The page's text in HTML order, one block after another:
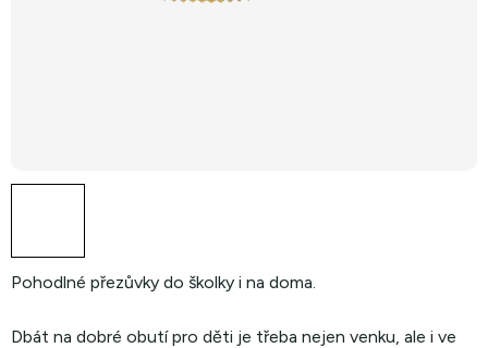
Pohodlné přezůvky do školky i na doma.
Dbát na dobré obutí pro děti je třeba nejen venku, ale i ve